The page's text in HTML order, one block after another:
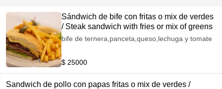
Sándwich de bife con fritas o mix de verdes
/ Steak sandwich with fries or mix of greens
bife de ternera,panceta,queso,lechuga y tomate
$ 25000
Sandwich de pollo con papas fritas o mix de verdes /